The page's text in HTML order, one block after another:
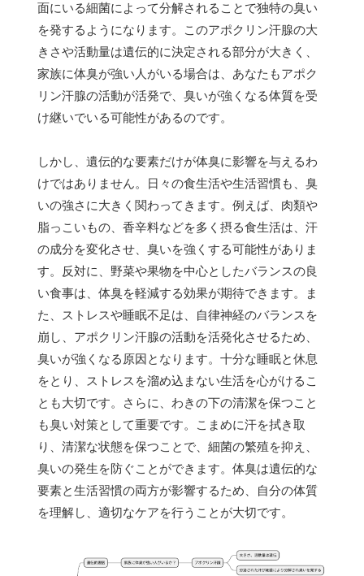
面にいる細菌によって分解されることで独特の臭い
を発するようになります。このアポクリン汗腺の大
きさや活動量は遺伝的に決定される部分が大きく、
家族に体臭が強い人がいる場合は、あなたもアポク
リン汗腺の活動が活発で、臭いが強くなる体質を受
け継いでいる可能性があるのです。
しかし、遺伝的な要素だけが体臭に影響を与えるわ
けではありません。日々の食生活や生活習慣も、臭
いの強さに大きく関わってきます。例えば、肉類や
脂っこいもの、香辛料などを多く摂る食生活は、汗
の成分を変化させ、臭いを強くする可能性がありま
す。反対に、野菜や果物を中心としたバランスの良
い食事は、体臭を軽減する効果が期待できます。ま
た、ストレスや睡眠不足は、自律神経のバランスを
崩し、アポクリン汗腺の活動を活発化させるため、
臭いが強くなる原因となります。十分な睡眠と休息
をとり、ストレスを溜め込まない生活を心がけるこ
とも大切です。さらに、わきの下の清潔を保つこと
も臭い対策として重要です。こまめに汗を拭き取
り、清潔な状態を保つことで、細菌の繁殖を抑え、
臭いの発生を防ぐことができます。体臭は遺伝的な
要素と生活習慣の両方が影響するため、自分の体質
を理解し、適切なケアを行うことが大切です。